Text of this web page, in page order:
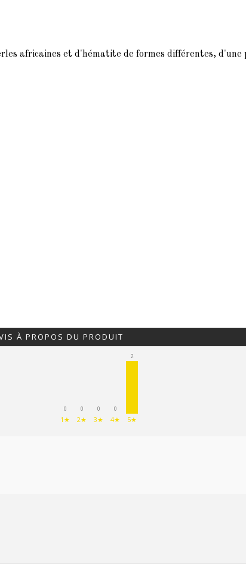
africaines et d'hématite de formes différentes, d'une
À PROPOS DU PRODUIT
0
1★
0
2★
0
3★
0
4★
2
5★